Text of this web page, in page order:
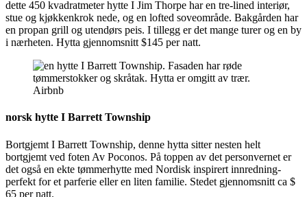
dette 450 kvadratmeter hytte I Jim Thorpe har en tre-lined interiør,
stue og kjøkkenkrok nede, og en lofted soveområde. Bakgården har
en propan grill og utendørs peis. I tillegg er det mange turer og en by
i nærheten. Hytta gjennomsnitt $145 per natt.
Airbnb
norsk hytte I Barrett Township
Bortgjemt I Barrett Township, denne hytta sitter nesten helt
bortgjemt ved foten Av Poconos. På toppen av det personvernet er
det også en ekte tømmerhytte med Nordisk inspirert innredning-
perfekt for et parferie eller en liten familie. Stedet gjennomsnitt ca $
65 per natt.